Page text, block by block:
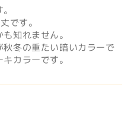
です。
知れません。
冬の重たい暗いカラーで
カラーです。